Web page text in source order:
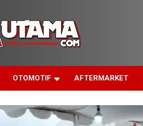
OTOMOTIF AFTERMARKET